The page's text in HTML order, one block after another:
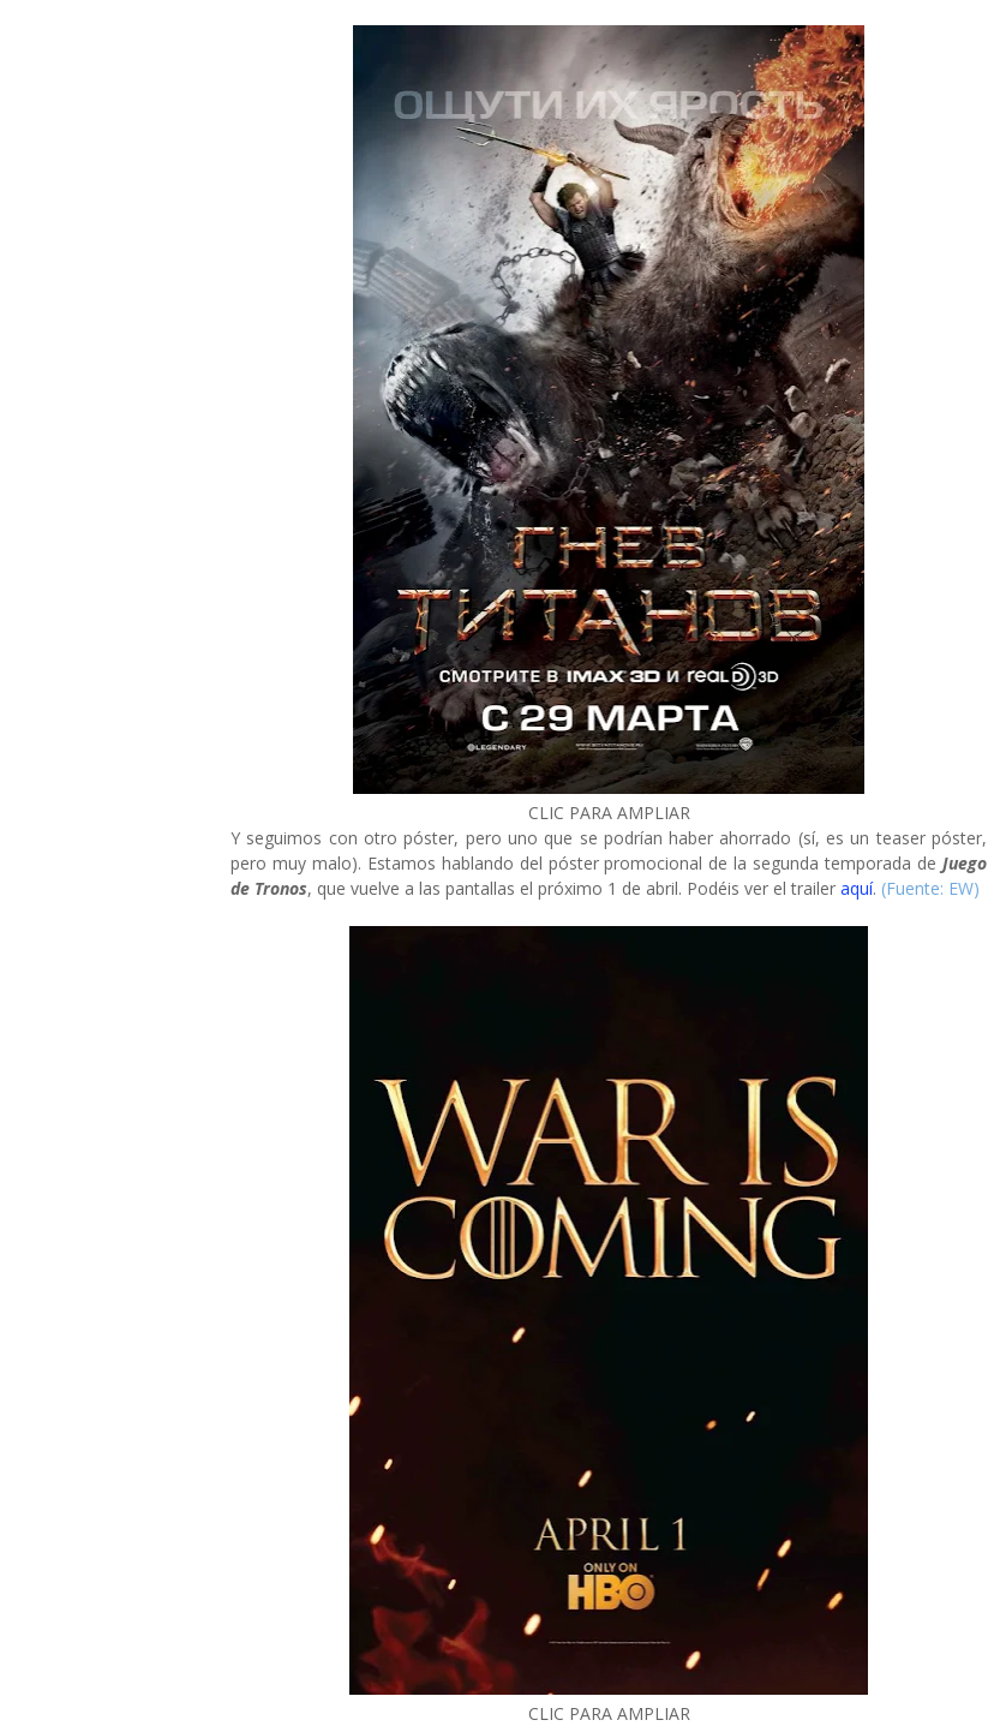
CLIC PARA AMPLIAR
Y seguimos con otro póster, pero uno que se podrían haber ahorrado (sí, es un teaser póster,
pero muy malo). Estamos hablando del póster promocional de la segunda temporada de Juego
de Tronos, que vuelve a las pantallas el próximo 1 de abril. Podéis ver el trailer aquí. (Fuente: EW)
CLIC PARA AMPLIAR